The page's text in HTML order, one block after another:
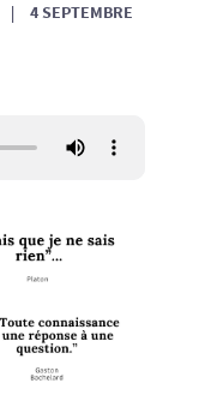
4 SEPTEMBRE